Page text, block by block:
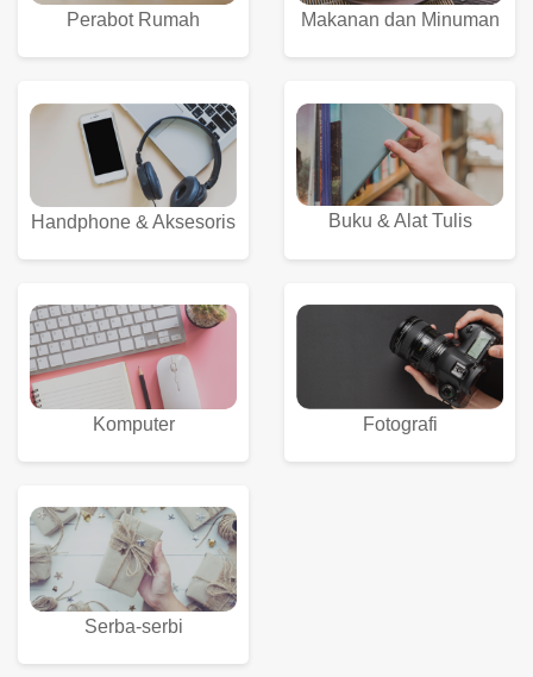
Perabot Rumah Makanan dan Minuman
Handphone & Aksesoris Buku & Alat Tulis
Komputer Fotografi
Serba-serbi